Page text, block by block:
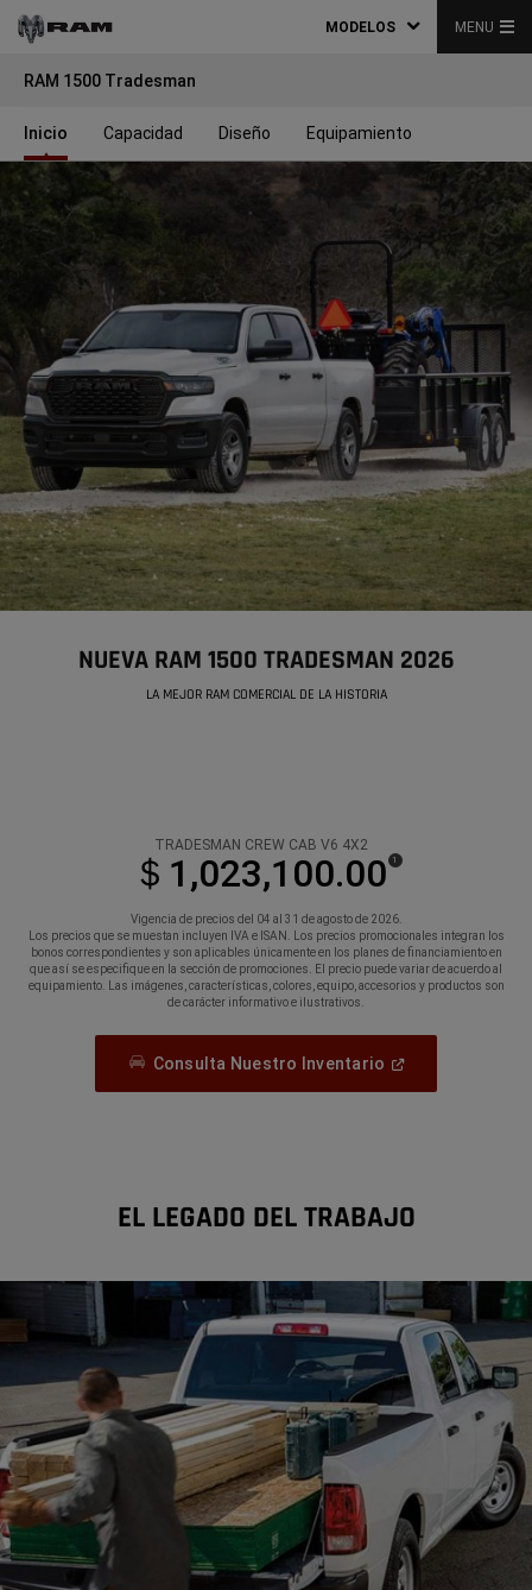
MODELOS MENU
RAM 1500 Tradesman
Inicio Capacidad Diseño Equipamiento
NUEVA RAM 1500 TRADESMAN 2026
LA MEJOR RAM COMERCIAL DE LA HISTORIA
TRADESMAN CREW CAB V6 4X2
＄1,023,100.00 (
Disclosure
1
Vigencia de precios del 04 al 31 de agosto de 2026.
Los precios que se muestan incluyen IVA e ISAN. Los precios promocionales integran los
bonos correspondientes y son aplicables únicamente en los planes de financiamiento en
que así se especifique en la sección de promociones. El precio puede variar de acuerdo al
equipamiento. Las imágenes, características, colores, equipo, accesorios y productos son
de carácter informativo e ilustrativos.
Consulta Nuestro Inventario Open
EL LEGADO DEL TRABAJO